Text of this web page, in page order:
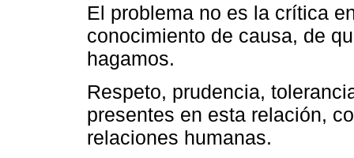
El problema no es la crítica
conocimiento de causa, de
hagamos.
Respeto, prudencia,
presentes en esta relación,
relaciones humanas.